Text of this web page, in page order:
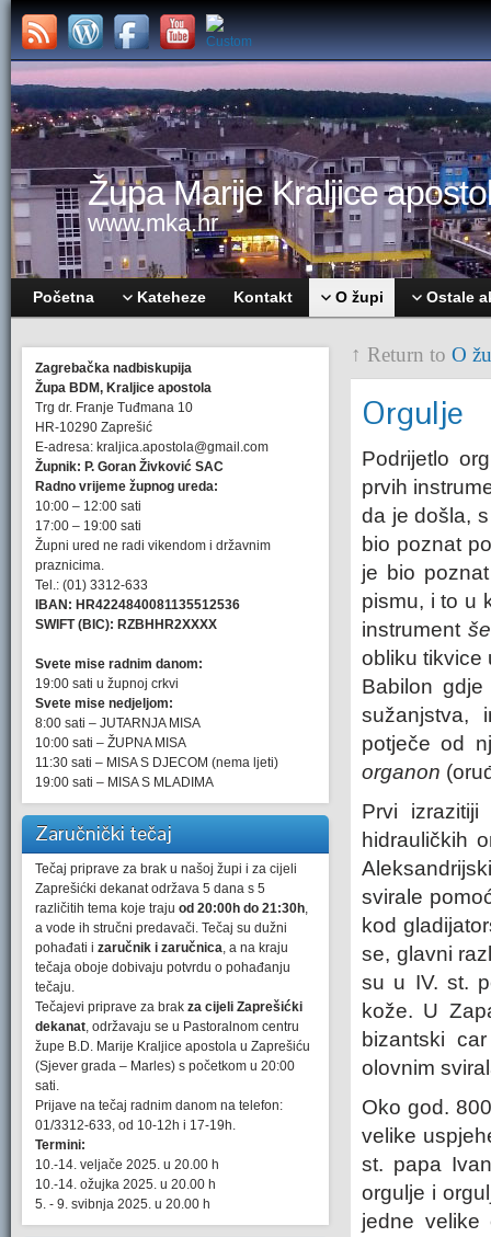
Župa Marije Kraljice
www.mka.hr
Početna Kateheze Kontakt O župi Ostale
Zagrebačka nadbiskupija
Župa BDM, Kraljice apostola
Trg dr. Franje Tuđmana 10
HR-10290 Zaprešić
E-adresa: kraljica.apostola@gmail.com
Župnik: P. Goran Živković SAC
Radno vrijeme župnog ureda:
10:00 – 12:00 sati
17:00 – 19:00 sati
Župni ured ne radi vikendom i državnim
praznicima.
Tel.: (01) 3312-633
IBAN: HR4224840081135512536
SWIFT (BIC): RZBHHR2XXXX
Svete mise radnim danom:
19:00 sati u župnoj crkvi
Svete mise nedjeljom:
8:00 sati – JUTARNJA MISA
10:00 sati – ŽUPNA MISA
11:30 sati – MISA S DJECOM (nema ljeti)
19:00 sati – MISA S MLADIMA
Zaručnički tečaj
Tečaj priprave za brak u našoj župi i za cijeli
Zaprešićki dekanat održava 5 dana s 5
različitih tema koje traju od 20:00h do 21:30h,
a vode ih stručni predavači. Tečaj su dužni
pohađati i zaručnik i zaručnica, a na kraju
tečaja oboje dobivaju potvrdu o pohađanju
tečaju.
Tečajevi priprave za brak za cijeli Zaprešićki
dekanat, održavaju se u Pastoralnom centru
župe B.D. Marije Kraljice apostola u Zaprešiću
(Sjever grada – Marles) s početkom u 20:00
sati.
Prijave na tečaj radnim danom na telefon:
01/3312-633, od 10-12h i 17-19h.
Termini:
10.-14. veljače 2025. u 20.00 h
10.-14. ožujka 2025. u 20.00 h
5. - 9. svibnja 2025. u 20.00 h
↑ Return to O
Orgulje
Podrijetlo
prvih
da je došla,
bio poznat
je bio
pismu, i to u
instrument
obliku tikvice
Babilon
sužanjstva,
potječe od
organon
Prvi
hidrauličkih
svirale
kod
se, glavni
su u IV. st.
kože. U
bizantski
olovnim
Oko god.
velike
st. papa
orgulje i
jedne